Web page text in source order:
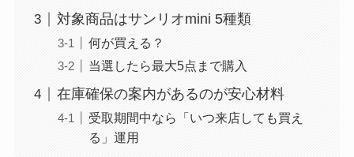
対象商品はサンリオmini 5種類
何が買える？
当選したら最大5点まで購入
在庫確保の案内があるのが安心材料
受取期間中なら「いつ来店しても買え
る」運用